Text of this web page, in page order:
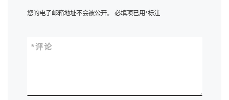
您的电子邮箱地址不会被公开。 必填项已用*标注
评论
*